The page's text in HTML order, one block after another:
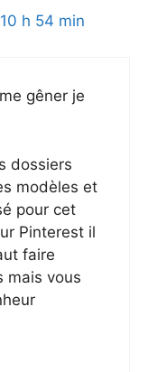
h 54 min
gêner je
dossiers
modèles et
pour cet
Pinterest il
faire
mais vous